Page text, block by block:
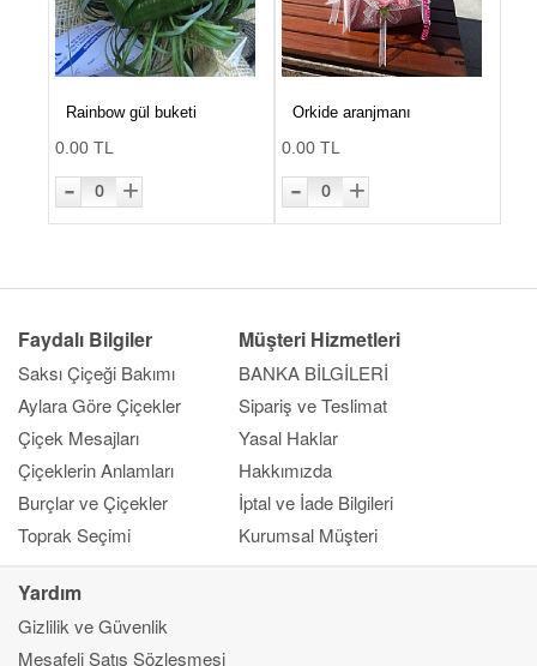
Rainbow gül buketi
0.00 TL
- 0 +
Orkide aranjmanı
0.00 TL
- 0 +
Faydalı Bilgiler
Saksı Çiçeği Bakımı
Aylara Göre Çiçekler
Çiçek Mesajları
Çiçeklerin Anlamları
Burçlar ve Çiçekler
Toprak Seçimi
Müşteri Hizmetleri
BANKA BİLGİLERİ
Sipariş ve Teslimat
Yasal Haklar
Hakkımızda
İptal ve İade Bilgileri
Kurumsal Müşteri
Yardım
Gizlilik ve Güvenlik
Mesafeli Satış Sözleşmesi
Kapat
Gönderim Amacı
Çiçek